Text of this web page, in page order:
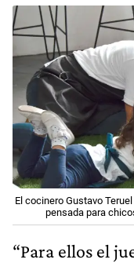
El cocinero Gustavo
pensada para
“Para ellos el